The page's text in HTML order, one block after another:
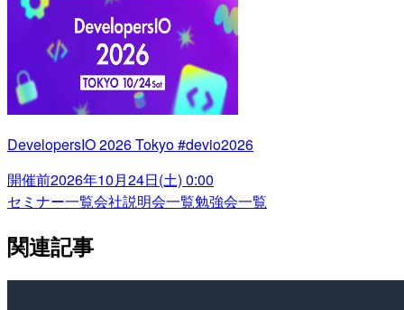
DevelopersIO 2026 Tokyo #devio2026
開催前2026年10月24日(土) 0:00
セミナー一覧会社説明会一覧勉強会一覧
関連記事